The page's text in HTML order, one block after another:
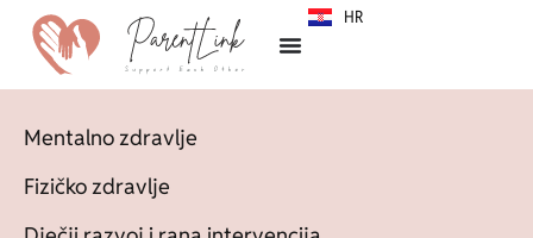
HR
SR
Mentalno zdravlje
Fizičko zdravlje